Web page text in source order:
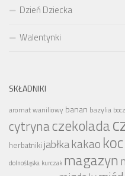
Dzień Dziecka
Walentynki
SKŁADNIKI
aromat waniliowy banan bazylia
cytrynaczekolada
herbatniki jabłkakakao
dolnośląska kurczak magazyn